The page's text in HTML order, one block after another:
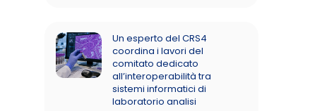
Un esperto del CRS4
coordina i lavori del
comitato dedicato
all’interoperabilità tra
sistemi informatici di
laboratorio analisi